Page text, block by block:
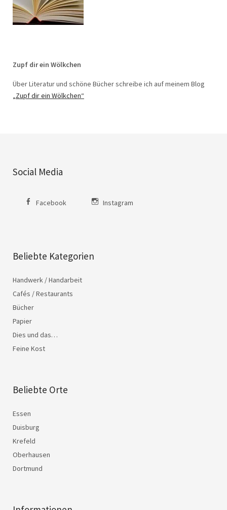
Zupf dir ein Wölkchen
Über Literatur und schöne Bücher schreibe ich auf meinem Blog
„Zupf dir ein Wölkchen“
Social Media
Facebook Instagram
Beliebte Kategorien
Handwerk / Handarbeit
Cafés / Restaurants
Bücher
Papier
Dies und das…
Feine Kost
Beliebte Orte
Essen
Duisburg
Krefeld
Oberhausen
Dortmund